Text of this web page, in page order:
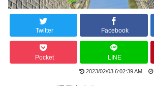
Twitter Facebook
Pocket LINE
2023/02/03 6:02:39 AM